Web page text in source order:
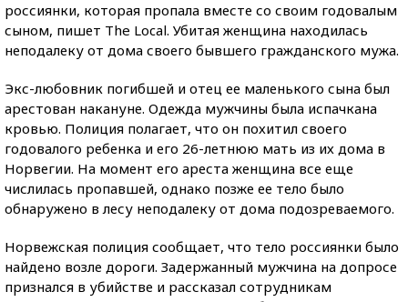
россиянки, которая пропала вместе со своим годовалым
сыном, пишет The Local. Убитая женщина находилась
неподалеку от дома своего бывшего гражданского мужа.
Экс-любовник погибшей и отец ее маленького сына был
арестован накануне. Одежда мужчины была испачкана
кровью. Полиция полагает, что он похитил своего
годовалого ребенка и его 26-летнюю мать из их дома в
Норвегии. На момент его ареста женщина все еще
числилась пропавшей, однако позже ее тело было
обнаружено в лесу неподалеку от дома подозреваемого.
Норвежская полиция сообщает, что тело россиянки было
найдено возле дороги. Задержанный мужчина на допросе
признался в убийстве и рассказал сотрудникам